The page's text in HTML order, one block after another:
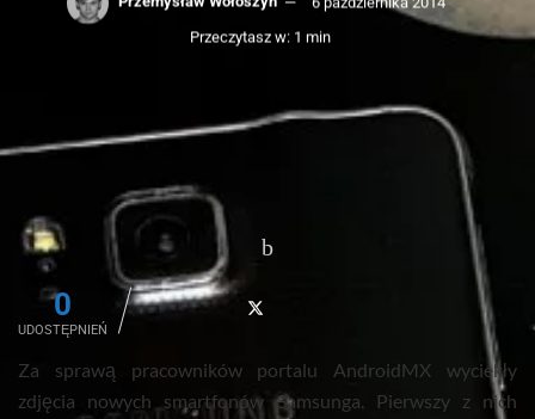
Przeczytasz w: 1 min
0
UDOSTĘPNIEŃ
Za sprawą pracowników portalu AndroidMX wyciekły
zdjęcia nowych smartfonów Samsunga. Pierwszy z nich